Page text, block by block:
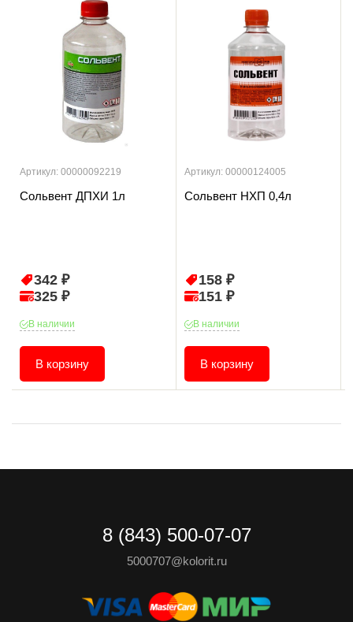
Артикул: 00000092219
Сольвент ДПХИ 1л
342 ₽
325 ₽
В наличии
В корзину
Артикул: 00000124005
Сольвент НХП 0,4л
158 ₽
151 ₽
В наличии
В корзину
8 (843) 500-07-07
5000707@kolorit.ru